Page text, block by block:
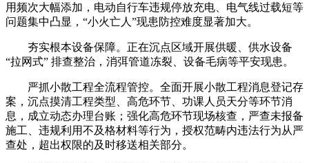
用频次大幅添加，电动自行车违规停放充电、电气线过载短等
问题集中凸显，“小火亡人”现患防控难度显著加大。
夯实根本设备保障。正在沉点区域开展供暖、供水设备
“拉网式” 排查整治，消弭管道冻裂、设备毛病等平安现患。
严抓小散工程全流程管控。全面开展小散工程消息登记存
案，沉点摸清工程类型、高危环节、功课人员天分等环节消
息，成立动态办理台账；强化高危环节现场核查，严查未报备
施工、违规利用不及格材料等行为，授权范畴内违法行为从严
查处，超出权限的及时移送相关部分。